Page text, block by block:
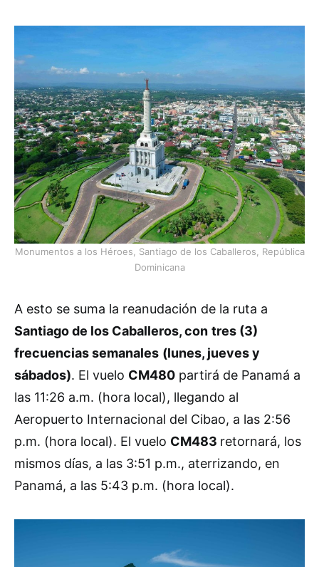
Monumentos a los Héroes, Santiago de los Caballeros, República
Dominicana
A esto se suma la reanudación de la ruta a
Santiago de los Caballeros, con tres (3)
frecuencias semanales (lunes, jueves y
sábados). El vuelo CM480 partirá de Panamá a
las 11:26 a.m. (hora local), llegando al
Aeropuerto Internacional del Cibao, a las 2:56
p.m. (hora local). El vuelo CM483 retornará, los
mismos días, a las 3:51 p.m., aterrizando, en
Panamá, a las 5:43 p.m. (hora local).